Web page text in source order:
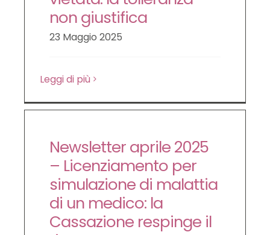
non giustifica
23 Maggio 2025
Leggi di più
Newsletter aprile 2025
– Licenziamento per
simulazione di malattia
di un medico: la
Cassazione respinge il